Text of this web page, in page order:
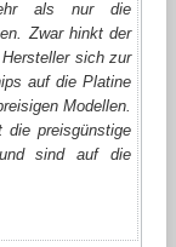
als nur die
Zwar hinkt der
sich zur
auf die Platine
Modellen.
die preisgünstige
sind auf die